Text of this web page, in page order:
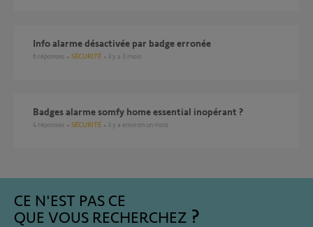
Info alarme désactivée par badge erronée
6 réponses SÉCURITÉ il y a 3 mois
Badges alarme somfy home essential inopérant ?
4 réponses SÉCURITÉ il y a environ un mois
CE N'EST PAS CE
QUE VOUS RECHERCHEZ